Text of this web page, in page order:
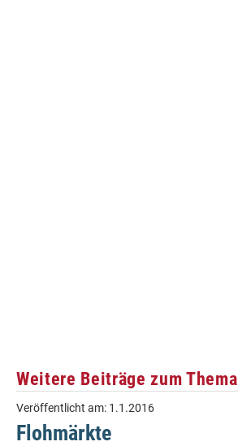
Weitere Beiträge zum Thema
Veröffentlicht am: 1.1.2016
Flohmärkte